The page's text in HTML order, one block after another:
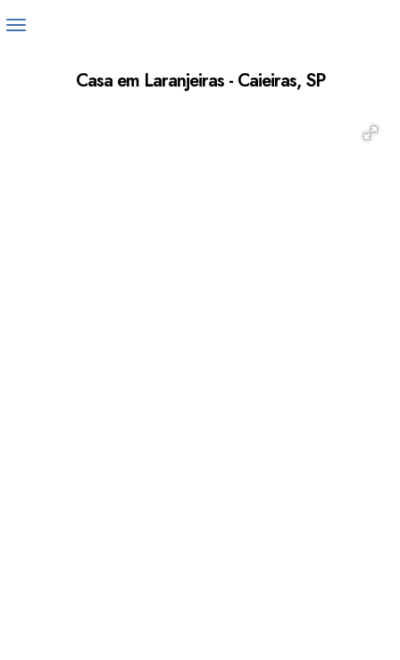
Casa em Laranjeiras - Caieiras, SP